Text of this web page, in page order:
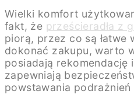
Wielki komfort
fakt, że prześcieradła z
piorą, przez co są łatwe
dokonać zakupu, warto
posiadają rekomendację
zapewniają
powstawania